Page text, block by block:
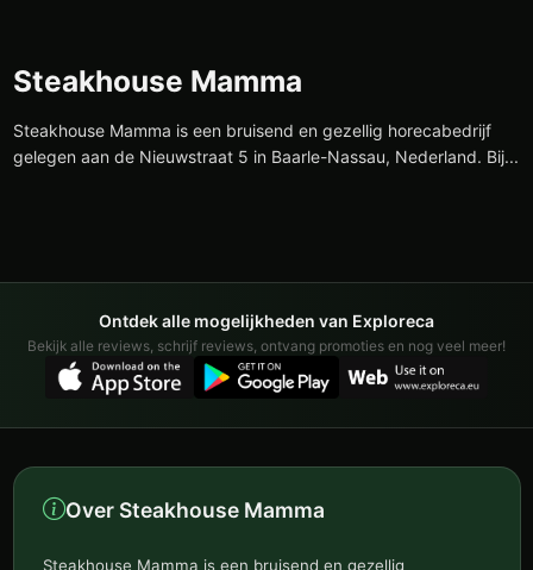
Steakhouse Mamma
Steakhouse Mamma is een bruisend en gezellig horecabedrijf
gelegen aan de Nieuwstraat 5 in Baarle-Nassau, Nederland. Bij...
Ontdek alle mogelijkheden van Exploreca
Bekijk alle reviews, schrijf reviews, ontvang promoties en nog veel meer!
Over Steakhouse Mamma
Steakhouse Mamma is een bruisend en gezellig